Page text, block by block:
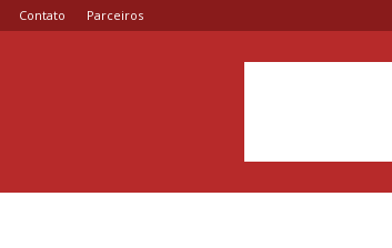
Contato Parceiros